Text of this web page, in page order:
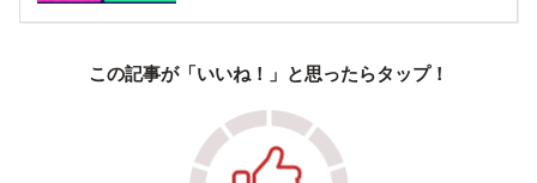
この記事が「いいね！」と思ったらタップ！